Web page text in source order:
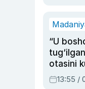
“U
otasini
dublyaj
13:55 /